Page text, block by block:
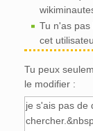
Tu n'as
cet
Tu peux
le modifier :